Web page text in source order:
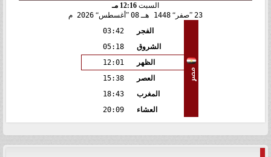
السبت 12:16 مـ
23
صفر 1448 هـ 08 أغسطس 2026 م
مصر
الفجر
03:42
الشروق
05:18
الظهر
12:01
العصر
15:38
المغرب
18:43
العشاء
20:09